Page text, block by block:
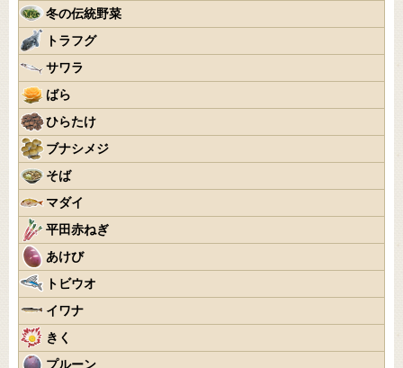
冬の伝統野菜
トラフグ
サワラ
ばら
ひらたけ
ブナシメジ
そば
マダイ
平田赤ねぎ
あけび
トビウオ
イワナ
きく
プルーン